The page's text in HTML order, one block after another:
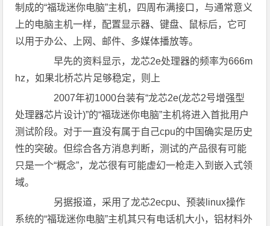
制成的“福珑迷你电脑”主机，四周布满接口，与通常意义
上的电脑主机一样，配置显示器、键盘、鼠标后，它可
以用于办公、上网、邮件、多媒体播放等。
早先的资料显示，龙芯2e处理器的频率为666m
hz，如果北桥芯片足够稳定，则上
2007年初1000台装有“龙芯2e(龙芯2号增强型
处理器芯片设计)”的“福珑迷你电脑”主机将进入首批用户
测试阶段。对于一直没有属于自己cpu的中国确实是历史
性的突破。但综合各方消息判断，测试的产品很有可能
只是一个“概念”，龙芯很有可能虚幻一枪走入到嵌入式领
域。
另据报道，采用了龙芯2ecpu、预装linux操作
系统的“福珑迷你电脑”主机其只有电话机大小，铝材料外